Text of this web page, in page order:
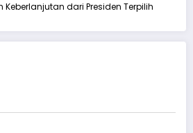
dari Presiden Terpilih